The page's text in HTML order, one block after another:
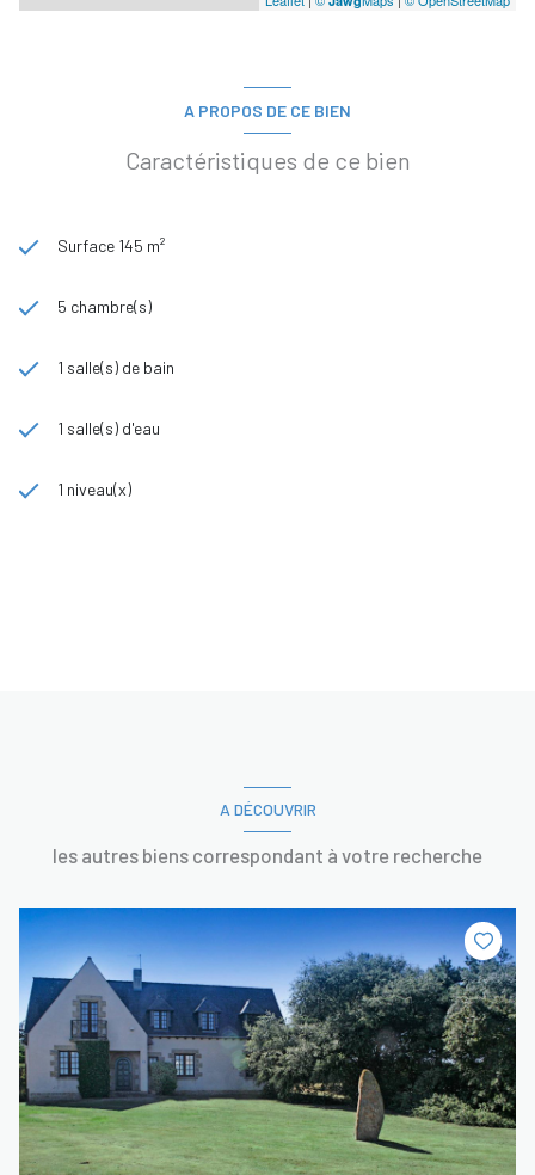
A PROPOS DE CE BIEN
Caractéristiques de ce bien
Surface 145 m²
5 chambre(s)
1 salle(s) de bain
1 salle(s) d'eau
1 niveau(x)
A DÉCOUVRIR
les autres biens correspondant à votre recherche